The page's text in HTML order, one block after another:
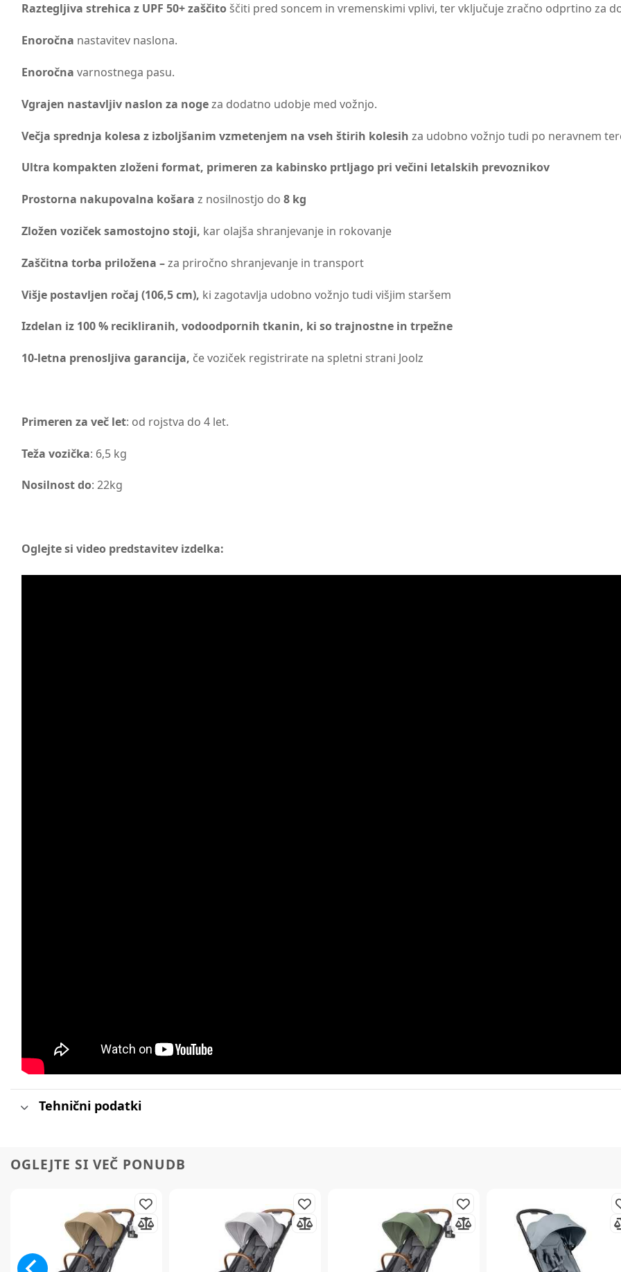
Raztegljiva strehica z UPF 50+ zaščito ščiti pred soncem in vremenskimi vplivi, ter vključuje zračno odprtino za
Enoročna nastavitev naslona.
Enoročna varnostnega pasu.
Vgrajen nastavljiv naslon za nogeza dodatno udobje med vožnjo.
Večja sprednja kolesa z izboljšanim vzmetenjem na vseh štirih kolesihza udobno vožnjo tudi po neravnem
Ultra kompakten zloženi format, primeren za kabinsko prtljago pri večini letalskih prevoznikov
Prostorna nakupovalna košaraz nosilnostjo do 8 kg
Zložen voziček samostojno stoji, kar olajša shranjevanje in rokovanje
Zaščitna torba priložena –za priročno shranjevanje in transport
Višje postavljen ročaj (106,5 cm), ki zagotavlja udobno vožnjo tudi višjim staršem
Izdelan iz 100 % recikliranih, vodoodpornih tkanin, ki so trajnostne in trpežne
10-letna prenosljiva garancija, če voziček registrirate na spletni strani Joolz
Primeren za več let: od rojstva do 4 let.
Teža vozička: 6,5 kg
Nosilnost do: 22kg
Oglejte si video predstavitev izdelka:
Tehnični podatki
OGLEJTE SI VEČ PONUDB